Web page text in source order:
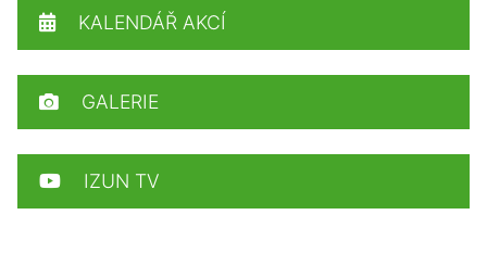
KALENDÁŘ AKCÍ
GALERIE
IZUN TV